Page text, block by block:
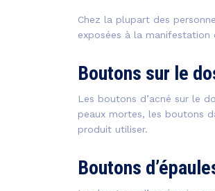
Chez la plupart des
exposées à la manifestation
Boutons sur le
Les boutons d’acné sur le
peaux mortes, les boutons
produit utiliser.
Boutons